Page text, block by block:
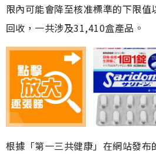
限內可能會降至核准標準的下限
回收，一共涉及31,410盒產品。
根據「第一三共健康」在網站發